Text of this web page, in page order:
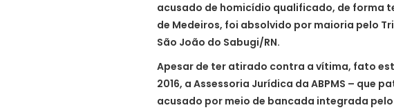
acusado de homicídio qualificado, de forma
de Medeiros, foi absolvido por maioria pelo
São João do Sabugi/RN.
Apesar de ter atirado contra a vítima, fato
2016, a Assessoria Jurídica da ABPMS – que
acusado por meio de bancada integrada pelo